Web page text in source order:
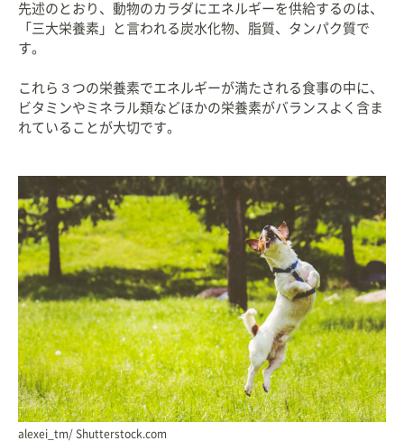
先述のとおり、動物のカラダにエネルギーを供給するのは、
「三大栄養素」と言われる炭水化物、脂質、タンパク質で
す。
これら３つの栄養素でエネルギーが満たされる食事の中に、
ビタミンやミネラル類などほかの栄養素がバランスよく含ま
れていることが大切です。
alexei_tm/ Shutterstock.com